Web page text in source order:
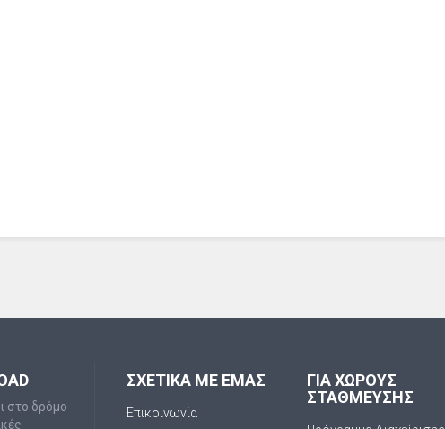
στο δρόμο
ΣΧΕΤΙΚΑ ΜΕ ΕΜΑΣ
Επικοινωνία
ΓΙΑ ΧΩΡΟΥΣ
ΣΤΑΘΜΕΥΣΗΣ